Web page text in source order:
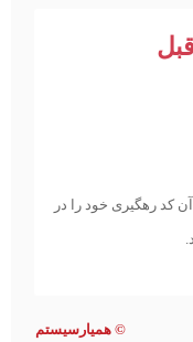
کد رهگیری خود را در
© همیارسیستم